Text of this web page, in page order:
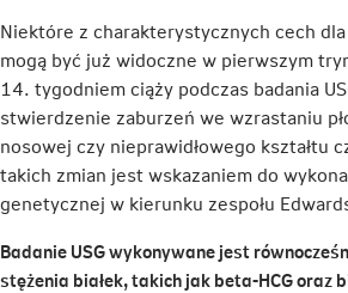
Niektóre z charakterystycznych cech dla
mogą być już widoczne w pierwszym
14. tygodniem ciąży podczas badania
stwierdzenie zaburzeń we wzrastaniu
nosowej czy nieprawidłowego kształtu
takich zmian jest wskazaniem do
genetycznej w kierunku zespołu
Badanie USG wykonywane jest
stężenia białek, takich jak beta-HCG oraz